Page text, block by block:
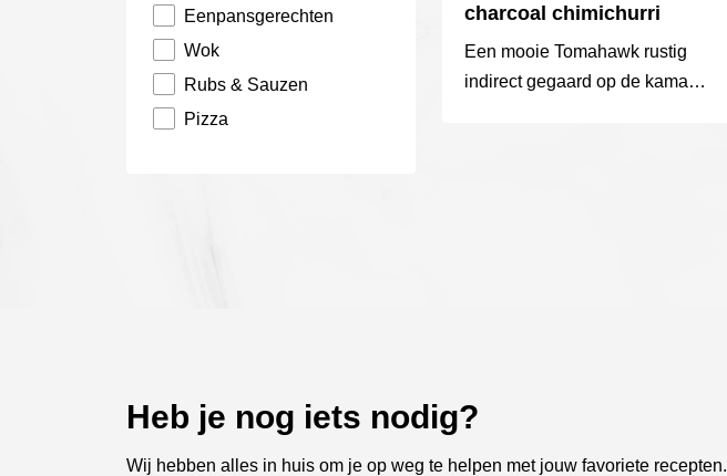
Eenpansgerechten
Wok
Rubs & Sauzen
Pizza
charcoal chimichurri
Een mooie Tomahawk rustig
indirect gegaard op de kamado
Heb je nog iets nodig?
Wij hebben alles in huis om je op weg te helpen met jouw favoriete recepten.